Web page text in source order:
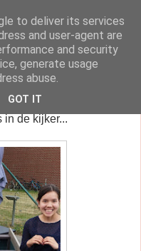
Dorien
in de kijker...
to deliver its services
and user-agent are
and security
generate usage
abuse.
GOT IT